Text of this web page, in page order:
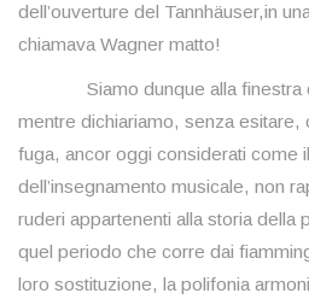
dell’ouverture del Tannhäuser,in
chiamava Wagner matto!
Siamo dunque alla finestra di
mentre dichiariamo, senza esitare,
fuga, ancor oggi considerati come
dell’insegnamento musicale, non
ruderi appartenenti alla storia della
quel periodo che corre dai
loro sostituzione, la polifonia